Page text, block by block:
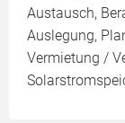
Austausch,
Auslegung,
Vermietung /